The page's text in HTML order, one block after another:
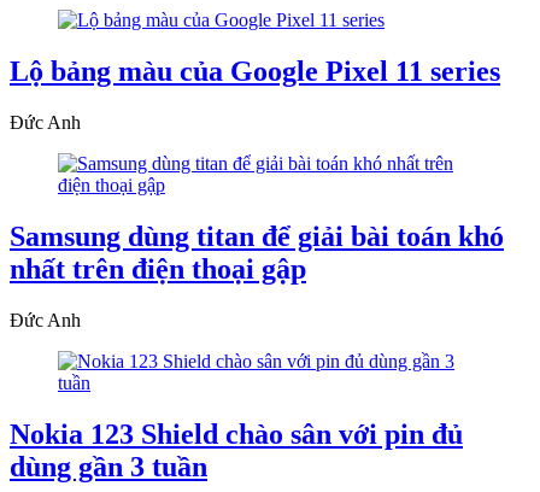
Lộ bảng màu của Google Pixel 11 series
Đức Anh
Samsung dùng titan để giải bài toán khó
nhất trên điện thoại gập
Đức Anh
Nokia 123 Shield chào sân với pin đủ
dùng gần 3 tuần